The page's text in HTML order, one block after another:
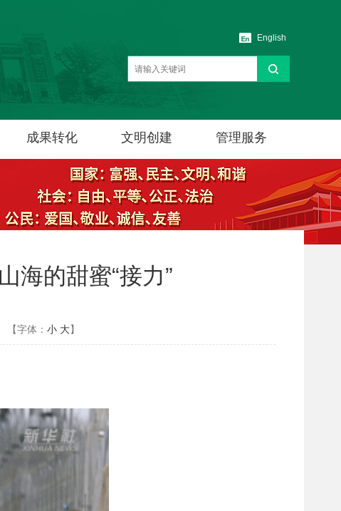
English
成果转化 文明创建 管理服务
海的甜蜜“接力”
【字体： 小 大】